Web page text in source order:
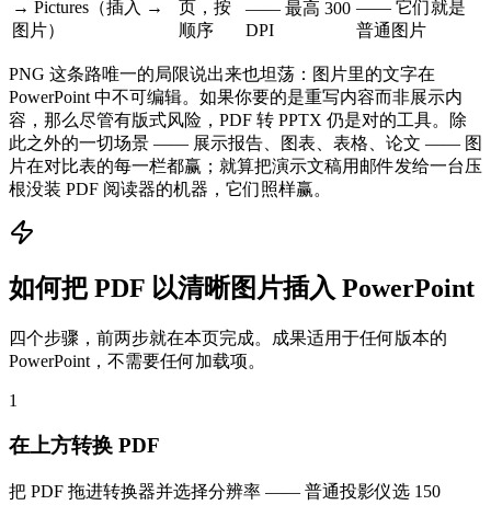
→ Pictures（插入 →
图片）
页，按
顺序
—— 最高 300
DPI
—— 它们就是
普通图片
PNG 这条路唯一的局限说出来也坦荡：图片里的文字在
PowerPoint 中不可编辑。如果你要的是重写内容而非展示内
容，那么尽管有版式风险，PDF 转 PPTX 仍是对的工具。除
此之外的一切场景 —— 展示报告、图表、表格、论文 —— 图
片在对比表的每一栏都赢；就算把演示文稿用邮件发给一台压
根没装 PDF 阅读器的机器，它们照样赢。
如何把 PDF 以清晰图片插入 PowerPoint
四个步骤，前两步就在本页完成。成果适用于任何版本的
PowerPoint，不需要任何加载项。
1
在上方转换 PDF
把 PDF 拖进转换器并选择分辨率 —— 普通投影仪选 150